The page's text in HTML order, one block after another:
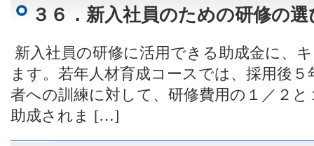
３６．新入社員のための研修の選
新入社員の研修に活用できる助成金に、
ます。若年人材育成コースでは、採用後
者への訓練に対して、研修費用の１／２
助成されま […]